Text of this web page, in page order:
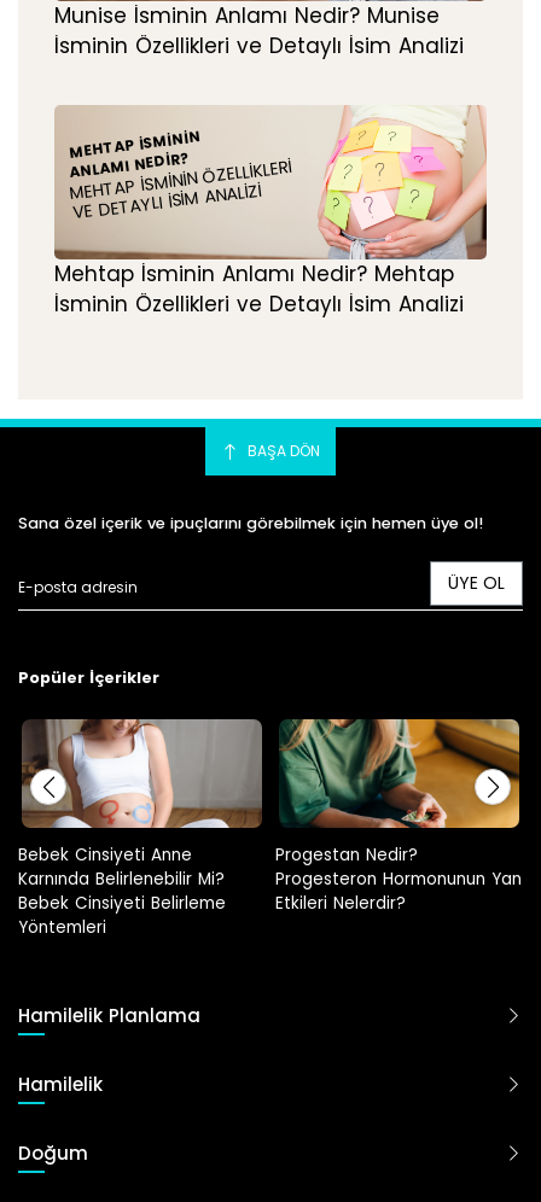
Munise İsminin Anlamı Nedir? Munise
İsminin Özellikleri ve Detaylı İsim Analizi
MEHTAP İSMININ
ANLAMI NEDIR?
MEHTAP İSMININ ÖZELLIKLERI
VE DETAYLI İSIM ANALIZI
Mehtap İsminin Anlamı Nedir? Mehtap
İsminin Özellikleri ve Detaylı İsim Analizi
BAŞA DÖN
Sana özel içerik ve ipuçlarını görebilmek için hemen üye ol!
ÜYE OL
Popüler İçerikler
Progestan Nedir?
Progesteron Hormonunun Yan
Etkileri Nelerdir?
Hamilelikte Adet Görülür Mü?
Hamilelik Planlama
Hamilelik
Doğum